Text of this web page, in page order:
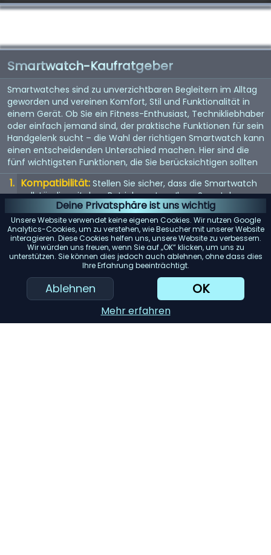
Deine Privatsphäre ist uns wichtig
Unsere Website verwendet keine eigenen Cookies. Wir nutzen Google
Analytics-Cookies, um zu verstehen, wie Besucher mit unserer Website
interagieren. Diese Cookies helfen uns, unsere Website zu verbessern.
Wir würden uns freuen, wenn Sie auf „OK“ klicken, um uns zu
unterstützen. Sie können dies jedoch auch ablehnen, ohne dass dies
Ihre Erfahrung beeinträchtigt.
Ablehnen OK
Mehr erfahren
Smartwatch-Kaufratgeber
Smartwatches sind zu unverzichtbaren Begleitern im Alltag
geworden und vereinen Komfort, Stil und Funktionalität in
einem Gerät. Ob Sie ein Fitness-Enthusiast, Technikliebhaber
oder einfach jemand sind, der praktische Funktionen für sein
Handgelenk sucht – die Wahl der richtigen Smartwatch kann
einen entscheidenden Unterschied machen. Hier sind die
fünf wichtigsten Funktionen, die Sie berücksichtigen sollten
Kompatibilität: Stellen Sie sicher, dass die Smartwatch
vollständig mit dem Betriebssystem Ihres Smartphones
(iOS oder Android) kompatibel ist, um mögliche
Einschränkungen zu vermeiden.
Akkulaufzeit: Achten Sie auf Modelle mit einer langen
Akkulaufzeit, insbesondere wenn Sie Funktionen wie GPS-
Tracking oder kontinuierliche Herzfrequenzmessung
regelmäßig nutzen möchten.
Gesundheits- und Fitness-Tracking:
Berücksichtigen
Sie die verschiedenen Tracking-Funktionen wie